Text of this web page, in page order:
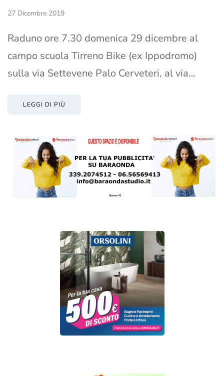
27 Dicembre 2019
Raduno ore 7.30 domenica 29 dicembre al
campo scuola Tirreno Bike (ex Ippodromo)
sulla via Settevene Palo Cerveteri, al via…
LEGGI DI PIÙ